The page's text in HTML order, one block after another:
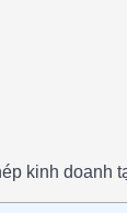
kinh doanh